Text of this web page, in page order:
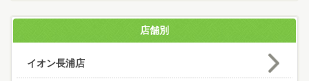
店舗別
イオン長浦店